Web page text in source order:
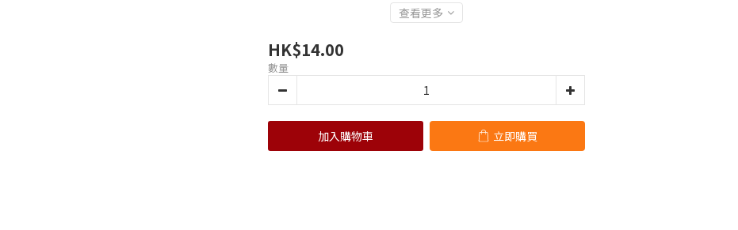
查看更多
HK$14.00
數量
加入購物車 立即購買